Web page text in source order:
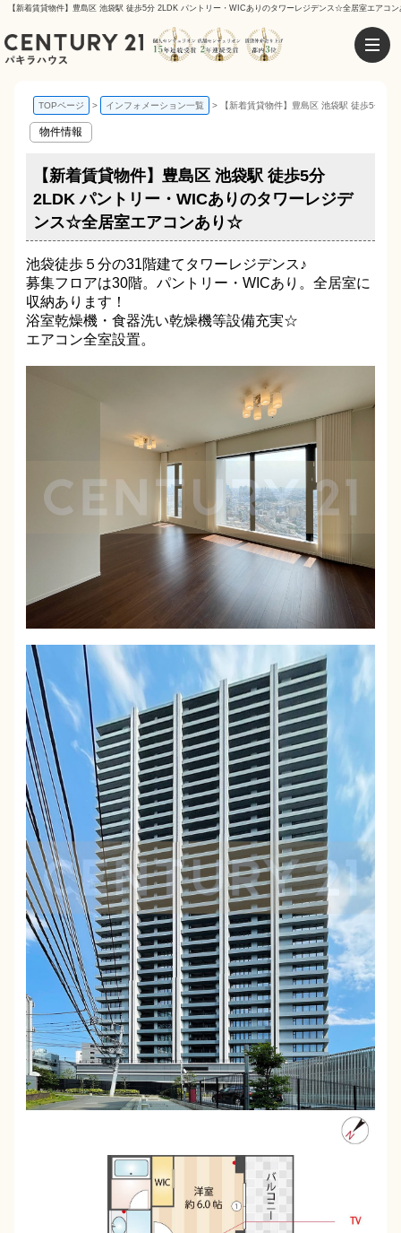
【新着賃貸物件】豊島区 池袋駅 徒歩5分 2LDK パントリー・WICありのタワーレジデンス☆全居室エアコ
TOPページ インフォメーション一覧 【新着賃貸物件】豊島区 池袋駅 徒歩5分
物件情報
【新着賃貸物件】豊島区 池袋駅 徒歩5分
2LDK パントリー・WICありのタワーレジデ
ンス☆全居室エアコンあり☆
池袋徒歩５分の31階建てタワーレジデンス♪
募集フロアは30階。パントリー・WICあり。全居室に
収納あります！
浴室乾燥機・食器洗い乾燥機等設備充実☆
エアコン全室設置。